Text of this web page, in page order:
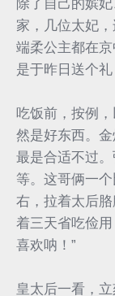
除了自己的嫔
家，几位太妃
端柔公主都在
是于昨日送个礼
吃饭前，按例
然是好东西。
最是合适不过
等。这哥俩一
右，拉着太后
着三天省吃俭
喜欢呐！”
皇太后一看，